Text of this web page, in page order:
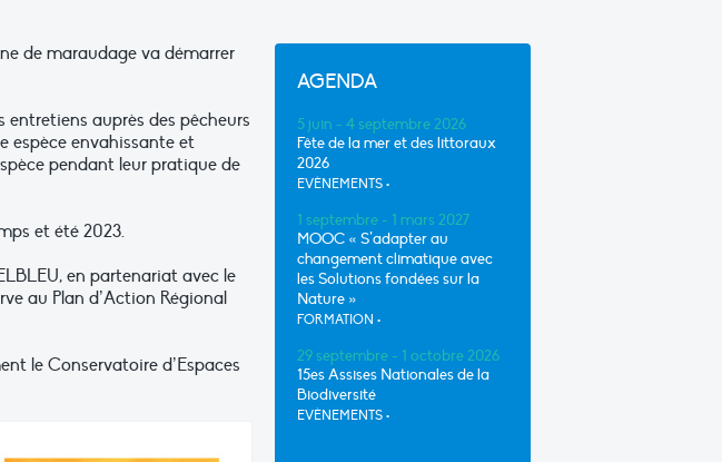
de maraudage va démarrer
auprès des pêcheurs
espèce envahissante et
pendant leur pratique de
et été 2023.
en partenariat avec le
au Plan d’Action Régional
le Conservatoire d’Espaces
AGENDA
5 juin - 4 septembre 2026
Fête de la mer et des littoraux
2026
EVÈNEMENTS •
1 septembre - 1 mars 2027
MOOC « S’adapter au
changement climatique avec
les Solutions fondées sur la
Nature »
FORMATION •
29 septembre - 1 octobre 2026
15es Assises Nationales de la
Biodiversité
EVÈNEMENTS •